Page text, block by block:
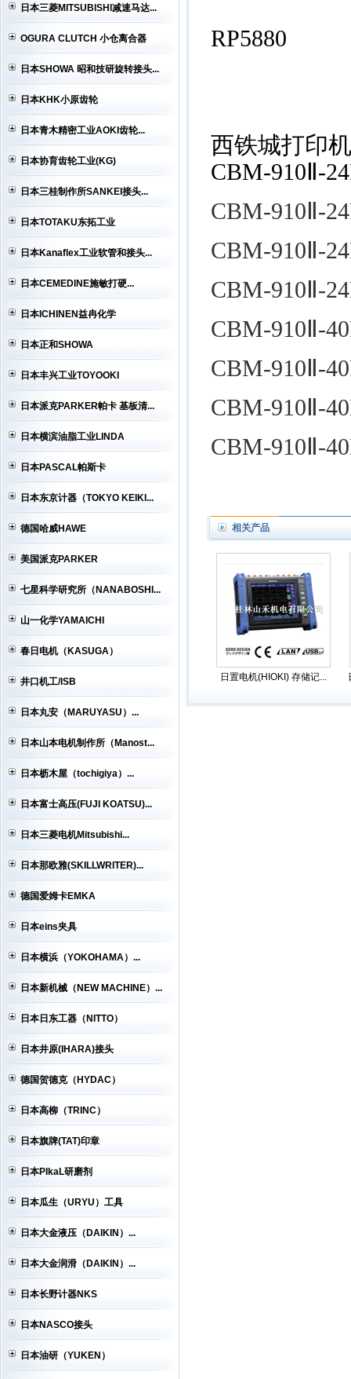
日本三菱MITSUBISHI减速马达...
OGURA CLUTCH 小仓离合器
日本SHOWA 昭和技研旋转接头...
日本KHK小原齿轮
日本青木精密工业AOKI齿轮...
日本协育齿轮工业(KG)
日本三桂制作所SANKEI接头...
日本TOTAKU东拓工业
日本Kanaflex工业软管和接头...
日本CEMEDINE施敏打硬...
日本ICHINEN益冉化学
日本正和SHOWA
日本丰兴工业TOYOOKI
日本派克PARKER帕卡 基板清...
日本横滨油脂工业LINDA
日本PASCAL帕斯卡
日本东京计器（TOKYO KEIKI...
德国哈威HAWE
美国派克PARKER
七星科学研究所（NANABOSHI...
山一化学YAMAICHI
春日电机（KASUGA）
井口机工/ISB
日本丸安（MARUYASU）...
日本山本电机制作所（Manost...
日本枥木屋（tochigiya）...
日本富士高压(FUJI KOATSU)...
日本三菱电机Mitsubishi...
日本那欧雅(SKILLWRITER)...
德国爱姆卡EMKA
日本eins夹具
日本横浜（YOKOHAMA）...
日本新机械（NEW MACHINE）...
日本日东工器（NITTO）
日本井原(IHARA)接头
德国贺德克（HYDAC）
日本高柳（TRINC）
日本旗牌(TAT)印章
日本PIkaL研磨剂
日本瓜生（URYU）工具
日本大金液压（DAIKIN）...
日本大金润滑（DAIKIN）...
日本长野计器NKS
日本NASCO接头
日本油研（YUKEN）
RP5880
西铁城打印
CBM-910Ⅱ-
CBM-910Ⅱ-
CBM-910Ⅱ-
CBM-910Ⅱ-
CBM-910Ⅱ-
CBM-910Ⅱ-
CBM-910Ⅱ-
CBM-910Ⅱ-
相关产品
日置电机(HIOKI) 存储记...